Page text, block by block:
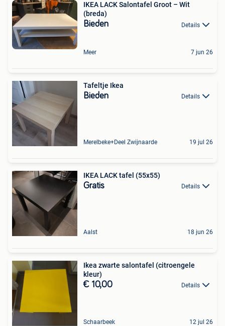
IKEA LACK Salontafel Groot – Wit
(breda)
Bieden Details
Meer 7 jun 26
Tafeltje Ikea
Bieden Details
Merelbeke+Deel Zwijnaarde 19 jul 26
IKEA LACK tafel (55x55)
Gratis Details
Aalst 18 jun 26
Ikea zwarte salontafel (citroengele
kleur)
€ 10,00 Details
Schaarbeek 12 jul 26